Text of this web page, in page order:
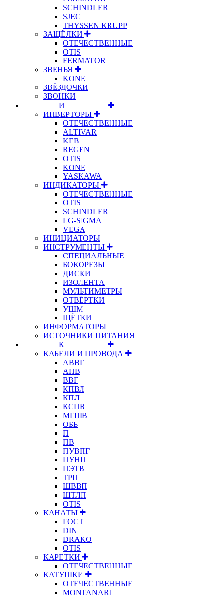
SCHINDLER
SJEC
THYSSEN KRUPP
ЗАЩЁЛКИ
ОТЕЧЕСТВЕННЫЕ
OTIS
FERMATOR
ЗВЕНЬЯ
KONE
ЗВЁЗДОЧКИ
ЗВОНКИ
⠀⠀⠀⠀⠀⠀И⠀⠀⠀⠀⠀⠀⠀
ИНВЕРТОРЫ
ОТЕЧЕСТВЕННЫЕ
ALTIVAR
KEB
REGEN
OTIS
KONE
YASKAWA
ИНДИКАТОРЫ
ОТЕЧЕСТВЕННЫЕ
OTIS
SCHINDLER
LG-SIGMA
VEGA
ИНИЦИАТОРЫ
ИНСТРУМЕНТЫ
СПЕЦИАЛЬНЫЕ
БОКОРЕЗЫ
ДИСКИ
ИЗОЛЕНТА
МУЛЬТИМЕТРЫ
ОТВЁРТКИ
УШМ
ЩЁТКИ
ИНФОРМАТОРЫ
ИСТОЧНИКИ ПИТАНИЯ
⠀⠀⠀⠀⠀⠀К⠀⠀⠀⠀⠀⠀⠀
КАБЕЛИ И ПРОВОДА
АВВГ
АПВ
ВВГ
КПВЛ
КПЛ
КСПВ
МГШВ
ОБЬ
П
ПВ
ПУВПГ
ПУНП
ПЭТВ
ТРП
ШВВП
ШТЛП
OTIS
КАНАТЫ
ГОСТ
DIN
DRAKO
OTIS
КАРЕТКИ
ОТЕЧЕСТВЕННЫЕ
КАТУШКИ
ОТЕЧЕСТВЕННЫЕ
MONTANARI